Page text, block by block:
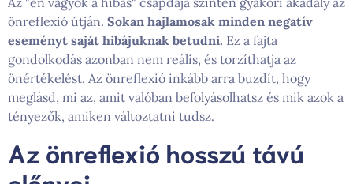
önreflexió útján. Sokan hajlamosak minden negatív
eseményt saját hibájuknak betudni. Ez a fajta
gondolkodás azonban nem reális, és torzíthatja az
önértékelést. Az önreflexió inkább arra buzdít, hogy
meglásd, mi az, amit valóban befolyásolhatsz és mik azok a
tényezők, amiken változtatni tudsz.
Az önreflexió hosszú távú